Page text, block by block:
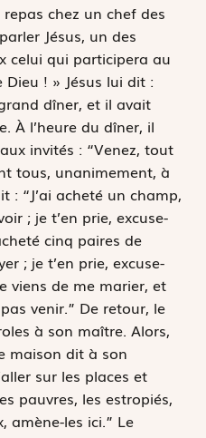
chez un chef des
Jésus, un des
celui qui participera au
! » Jésus lui dit :
dîner, et il avait
À l’heure du dîner, il
invités : “Venez, tout
tous, unanimement, à
: “J’ai acheté un champ,
; je t’en prie, excuse-
cinq paires de
; je t’en prie, excuse-
viens de me marier, et
venir.” De retour, le
à son maître. Alors,
maison dit à son
sur les places et
pauvres, les estropiés,
amène-les ici.” Le